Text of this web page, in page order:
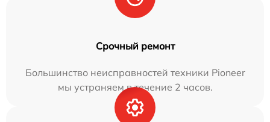
Срочный ремонт
Большинство неисправностей техники Pioneer
мы устраняем в течение 2 часов.